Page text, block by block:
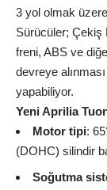
3 yol olmak
Sürücüler; Çekiş
freni, ABS ve
devreye
yapabiliyor.
Yeni Aprilia
Motor tipi:
(DOHC) silindir
Soğutma